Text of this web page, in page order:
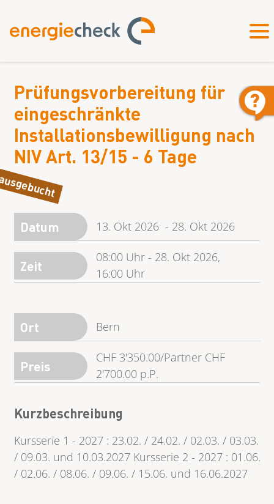
Prüfungsvorbereitung für
eingeschränkte
Installationsbewilligung nach
NIV Art. 13/15 - 6 Tage
Datum 13. Okt 2026 - 28. Okt 2026
Zeit
08:00Uhr- 28. Okt 2026,
16:00Uhr
Ort Bern
Preis
CHF 3'350.00/Partner CHF
2'700.00 p.P.
Kurzbeschreibung
Kursserie 1 - 2027 : 23.02. / 24.02. / 02.03. / 03.03.
/ 09.03. und 10.03.2027 Kursserie 2 - 2027 : 01.06.
/ 02.06. / 08.06. / 09.06. / 15.06. und 16.06.2027